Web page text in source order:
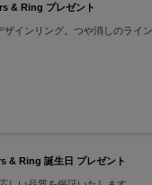
& Ring プレゼント
インリング。つや消しのライ
& Ring 誕生日 プレゼント